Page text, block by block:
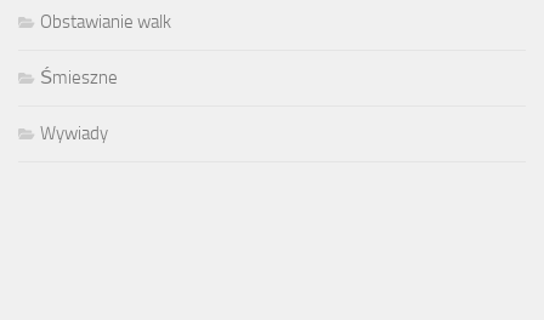
Obstawianie walk
Śmieszne
Wywiady